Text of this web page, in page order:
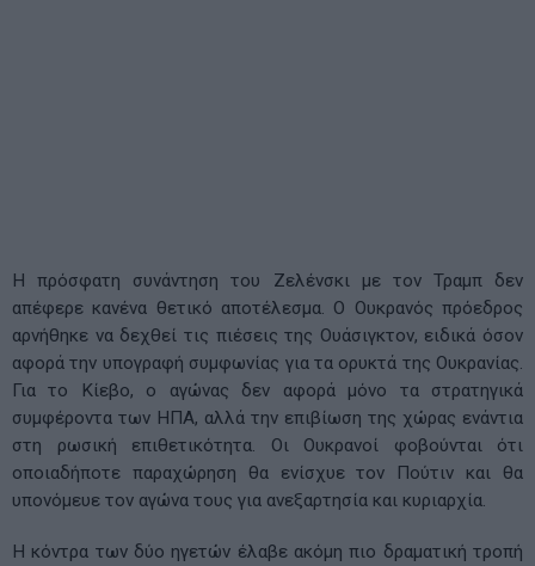
Η πρόσφατη συνάντηση του Ζελένσκι με τον Τραμπ δεν
απέφερε κανένα θετικό αποτέλεσμα. Ο Ουκρανός πρόεδρος
αρνήθηκε να δεχθεί τις πιέσεις της Ουάσιγκτον, ειδικά όσον
αφορά την υπογραφή συμφωνίας για τα ορυκτά της Ουκρανίας.
Για το Κίεβο, ο αγώνας δεν αφορά μόνο τα στρατηγικά
συμφέροντα των ΗΠΑ, αλλά την επιβίωση της χώρας ενάντια
στη ρωσική επιθετικότητα. Οι Ουκρανοί φοβούνται ότι
οποιαδήποτε παραχώρηση θα ενίσχυε τον Πούτιν και θα
υπονόμευε τον αγώνα τους για ανεξαρτησία και κυριαρχία.
Η κόντρα των δύο ηγετών έλαβε ακόμη πιο δραματική τροπή